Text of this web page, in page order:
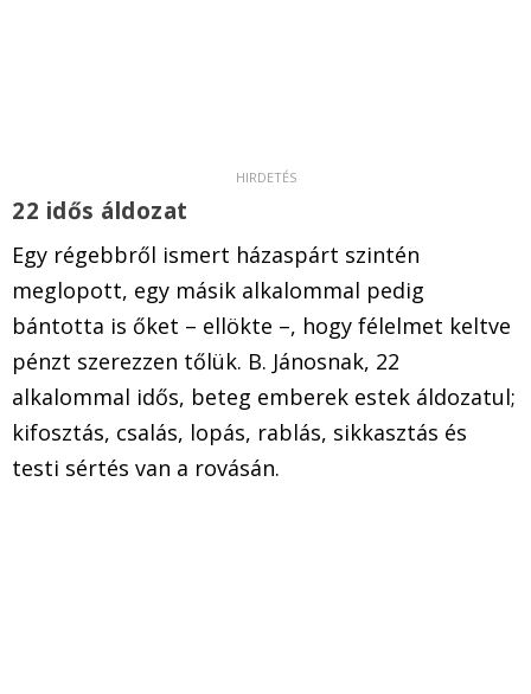
22 idős áldozat
Egy régebbről ismert házaspárt szintén
meglopott, egy másik alkalommal pedig
bántotta is őket – ellökte –, hogy félelmet keltve
pénzt szerezzen tőlük. B. Jánosnak, 22
alkalommal idős, beteg emberek estek áldozatul;
kifosztás, csalás, lopás, rablás, sikkasztás és
testi sértés van a rovásán.